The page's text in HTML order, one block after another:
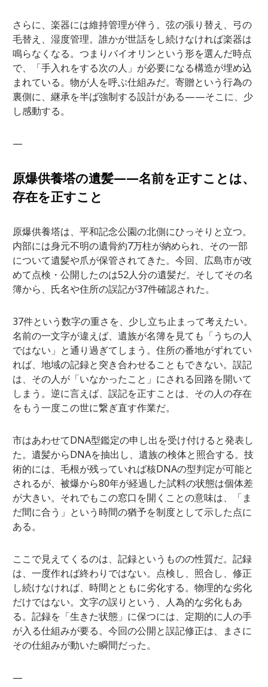
さらに、楽器には維持管理が伴う。弦の張り替え、弓の
毛替え、湿度管理。誰かが世話をし続けなければ楽器は
鳴らなくなる。つまりバイオリンという形を選んだ時点
で、「手入れをする次の人」が必要になる構造が埋め込
まれている。物が人を呼ぶ仕組みだ。寄贈という行為の
裏側に、継承を半ば強制する設計がある——そこに、少
し感動する。
—
原爆供養塔の遺髪——名前を正すことは、
存在を正すこと
原爆供養塔は、平和記念公園の北側にひっそりと立つ。
内部には身元不明の遺骨約7万柱が納められ、その一部
について遺髪や爪が保管されてきた。今回、広島市が改
めて点検・公開したのは52人分の遺髪だ。そしてその名
簿から、氏名や住所の誤記が37件確認された。
37件という数字の重さを、少し立ち止まって考えたい。
名前の一文字が違えば、遺族が名簿を見ても「うちの人
ではない」と通り過ぎてしまう。住所の番地がずれてい
れば、地域の記録と突き合わせることもできない。誤記
は、その人が「いなかったこと」にされる回路を開いて
しまう。逆に言えば、誤記を正すことは、その人の存在
をもう一度この世に繋ぎ直す作業だ。
市はあわせてDNA型鑑定の申し出を受け付けると発表し
た。遺髪からDNAを抽出し、遺族の検体と照合する。技
術的には、毛根が残っていれば核DNAの型判定が可能と
されるが、被爆から80年が経過した試料の状態は個体差
が大きい。それでもこの窓口を開くことの意味は、「ま
だ間に合う」という時間の猶予を制度として示した点に
ある。
ここで見えてくるのは、記録というものの性質だ。記録
は、一度作れば終わりではない。点検し、照合し、修正
し続けなければ、時間とともに劣化する。物理的な劣化
だけではない。文字の誤りという、人為的な劣化もあ
る。記録を「生きた状態」に保つには、定期的に人の手
が入る仕組みが要る。今回の公開と誤記修正は、まさに
その仕組みが動いた瞬間だった。
—